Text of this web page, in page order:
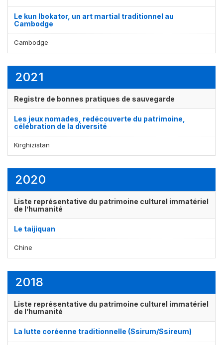
Affichage par
Le kun lbokator, un art martial traditionnel au
Cambodge
Cambodge
2021
Registre de bonnes pratiques de sauvegarde
Les jeux nomades, redécouverte du patrimoine,
célébration de la diversité
Kirghizistan
2020
Liste représentative du patrimoine culturel immatériel
de l’humanité
Le taijiquan
Chine
2018
Liste représentative du patrimoine culturel immatériel
de l’humanité
La lutte coréenne traditionnelle (Ssirum/Ssireum)